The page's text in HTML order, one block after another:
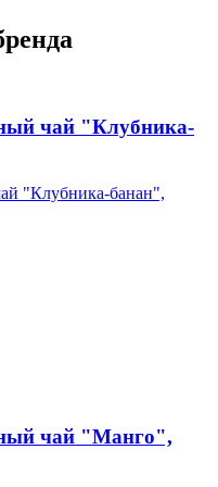
чай "Клубника-
чай "Манго",